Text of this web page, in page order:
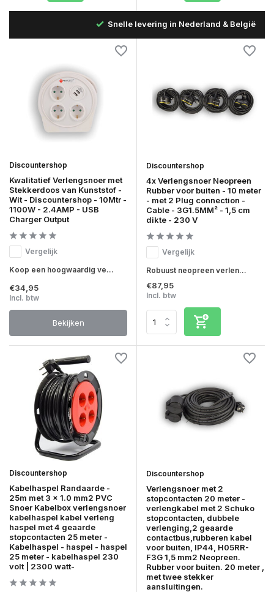
Snelle levering in Nederland & België
Discountershop
Kwalitatief Verlengsnoer met
Stekkerdoos van Kunststof -
Wit - Discountershop - 10Mtr -
1100W - 2.4AMP - USB
Charger Output
Vergelijk
Koop een hoogwaardig ve...
€34,95
Incl. btw
Bekijken
Discountershop
4x Verlengsnoer Neopreen
Rubber voor buiten - 10 meter
- met 2 Plug connection -
Cable - 3G1.5MM² - 1,5 cm
dikte - 230 V
Vergelijk
Robuust neopreen verlen...
€87,95
Incl. btw
Discountershop
Kabelhaspel Randaarde -
25m met 3 x 1.0 mm2 PVC
Snoer Kabelbox verlengsnoer
kabelhaspel kabel verleng
haspel met 4 geaarde
stopcontacten 25 meter -
Kabelhaspel - haspel - haspel
25 meter - kabelhaspel 230
volt | 2300 watt-
Discountershop
Verlengsnoer met 2
stopcontacten 20 meter -
verlengkabel met 2 Schuko
stopcontacten, dubbele
verlenging,2 geaarde
contactbus,rubberen kabel
voor buiten, IP44, H05RR-
F3G 1,5 mm2 Neopreen.
Rubber voor buiten. 20 meter ,
met twee stekker
aansluitingen.